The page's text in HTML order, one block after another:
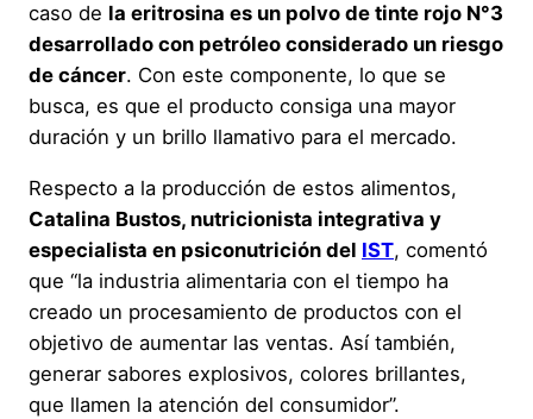
caso de la eritrosina es un polvo de tinte rojo N°3
desarrollado con petróleo considerado un riesgo
de cáncer. Con este componente, lo que se
busca, es que el producto consiga una mayor
duración y un brillo llamativo para el mercado.
Respecto a la producción de estos alimentos,
Catalina Bustos, nutricionista integrativa y
especialista en psiconutrición del IST, comentó
que “la industria alimentaria con el tiempo ha
creado un procesamiento de productos con el
objetivo de aumentar las ventas. Así también,
generar sabores explosivos, colores brillantes,
que llamen la atención del consumidor”.